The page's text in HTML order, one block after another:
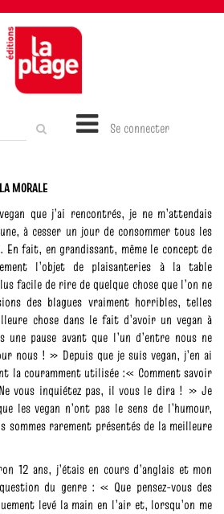
Se connecter
MORALE
que j’ai rencontrés, je ne m’attendais
à cesser un jour de consommer tous les
En fait, en grandissant, même le concept de
l’objet de plaisanteries à la table
facile de rire de quelque chose que l’on ne
des blagues vraiment horribles, telles
chose dans le fait d’avoir un vegan à
pause avant que l’un d’entre nous ne
nous ! » Depuis que je suis vegan, j’en ai
la couramment utilisée :« Comment savoir
vous inquiétez pas, il vous le dira ! » Je
les vegan n’ont pas le sens de l’humour,
sommes rarement présentés de la meilleure
12 ans, j’étais en cours d’anglais et mon
du genre : « Que pensez-vous des
levé la main en l’air et, lorsqu’on me